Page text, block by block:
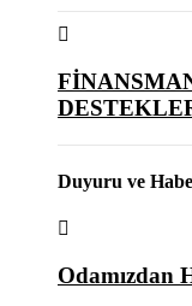
Duyuru ve
Odamızdan